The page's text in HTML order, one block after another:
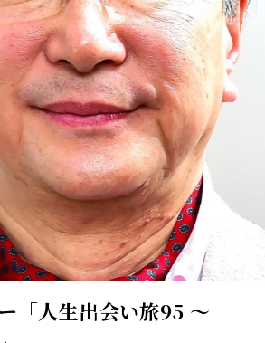
「人生出会い旅95 ～